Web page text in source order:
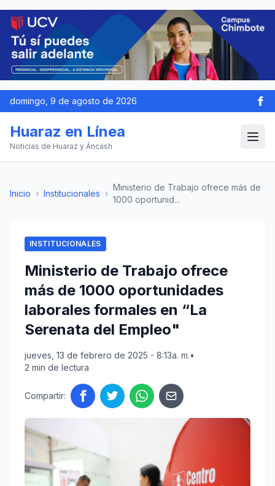
domingo, 9 de agosto de 2026
Huaraz en Línea
Noticias de Huaraz y Áncash
Inicio › Institucionales ›
Ministerio de Trabajo ofrece más de
1000 oportunid...
INSTITUCIONALES
Ministerio de Trabajo ofrece
más de 1000 oportunidades
laborales formales en “La
Serenata del Empleo"
jueves, 13 de febrero de 2025 - 8:13a. m.•
2 min de lectura
Compartir: